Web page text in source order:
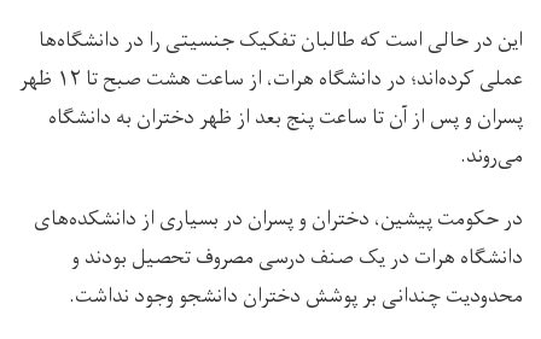
این در حالی است که طالبان تفکیک جنسیتی را در دانشگاه‌ها
عملی کرده‌اند؛ در دانشگاه هرات، از ساعت هشت صبح تا ۱۲ ظهر
پسران و پس از آن تا ساعت پنج بعد از ظهر دختران به دانشگاه
می‌روند.
در حکومت پیشین، دختران و پسران در بسیاری از دانشکده‌های
دانشگاه هرات در یک صنف درسی مصروف تحصیل بودند و
محدودیت چندانی بر پوشش دختران دانشجو وجود نداشت.